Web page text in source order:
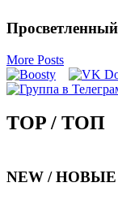
Просветленный
More Posts
TOP / ТОП
NEW / НОВЫЕ